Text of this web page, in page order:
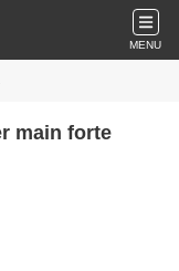
MENU
main forte